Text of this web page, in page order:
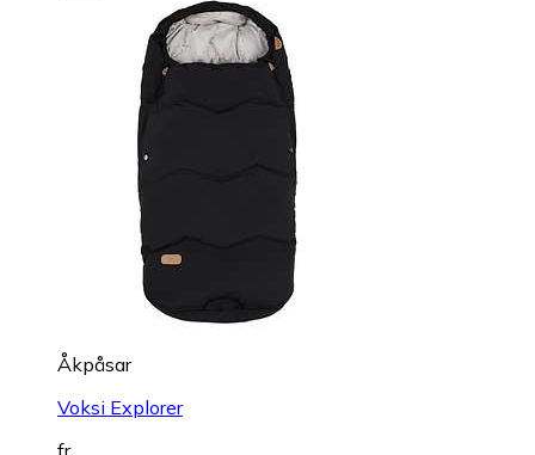
Åkpåsar
Voksi Explorer
fr.